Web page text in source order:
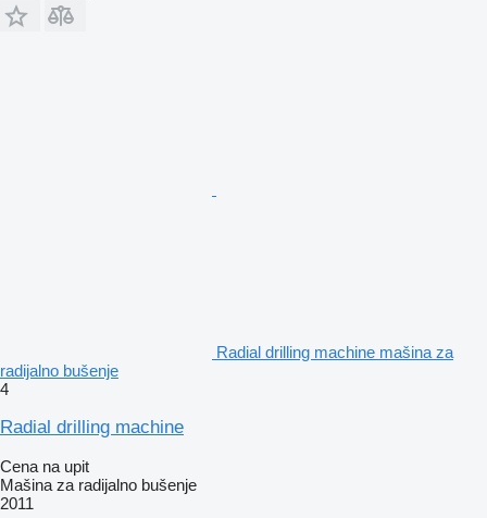
Radial drilling machine mašina za
radijalno bušenje
4
Radial drilling machine
Cena na upit
Mašina za radijalno bušenje
2011